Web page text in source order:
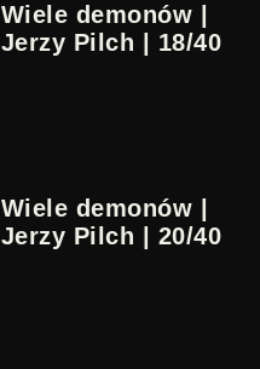
Wiele demonów |
Jerzy Pilch | 18/40
Wiele demonów |
Jerzy Pilch | 20/40